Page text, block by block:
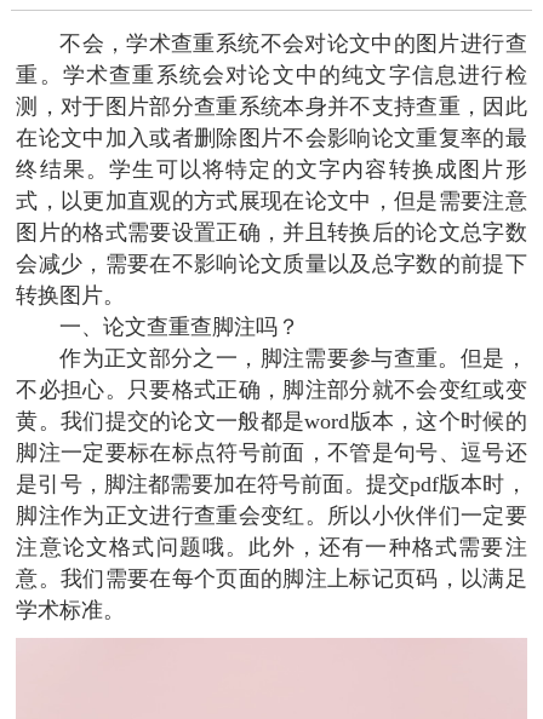
不会，学术查重系统不会对论文中的图片进行查
重。学术查重系统会对论文中的纯文字信息进行检
测，对于图片部分查重系统本身并不支持查重，因此
在论文中加入或者删除图片不会影响论文重复率的最
终结果。学生可以将特定的文字内容转换成图片形
式，以更加直观的方式展现在论文中，但是需要注意
图片的格式需要设置正确，并且转换后的论文总字数
会减少，需要在不影响论文质量以及总字数的前提下
转换图片。
一、论文查重查脚注吗？
作为正文部分之一，脚注需要参与查重。但是，
不必担心。只要格式正确，脚注部分就不会变红或变
黄。我们提交的论文一般都是word版本，这个时候的
脚注一定要标在标点符号前面，不管是句号、逗号还
是引号，脚注都需要加在符号前面。提交pdf版本时，
脚注作为正文进行查重会变红。所以小伙伴们一定要
注意论文格式问题哦。此外，还有一种格式需要注
意。我们需要在每个页面的脚注上标记页码，以满足
学术标准。